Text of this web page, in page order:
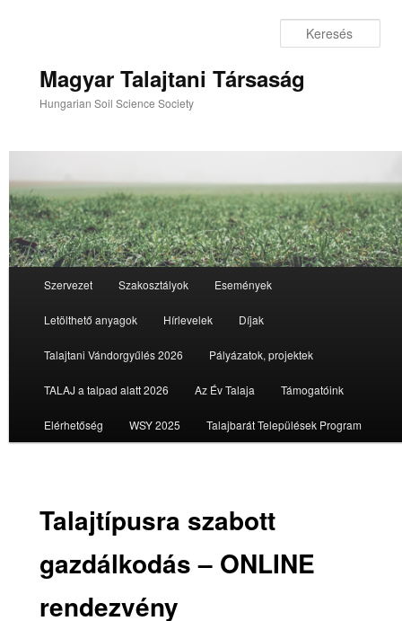
Magyar Talajtani Társaság
Hungarian Soil Science Society
Szervezet Szakosztályok Események
Letölthető anyagok Hírlevelek Díjak
Talajtani Vándorgyűlés 2026 Pályázatok, projektek
TALAJ a talpad alatt 2026 Az Év Talaja Támogatóink
Elérhetőség WSY 2025 Talajbarát Települések Program
Talajtípusra szabott
gazdálkodás – ONLINE
rendezvény